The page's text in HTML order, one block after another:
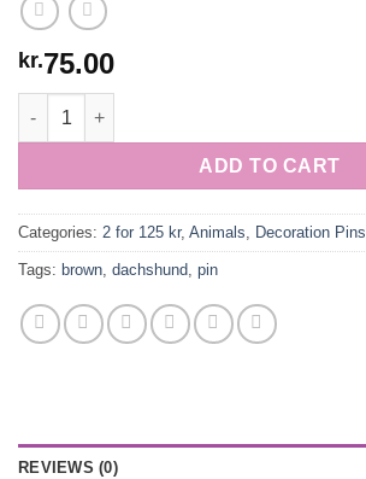
kr.75.00
Brown Dachshund quantity
ADD TO CART
Categories: 2 for 125 kr, Animals, Decoration Pins
Tags: brown, dachshund, pin
REVIEWS (0)